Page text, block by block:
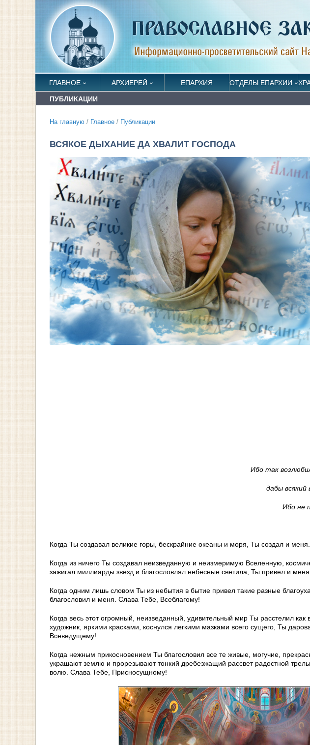
ГЛАВНОЕ АРХИЕРЕЙ ЕПАРХИЯ ОТДЕЛЫ ЕПАРХИИ
ПУБЛИКАЦИИ
На главную / Главное / Публикации
ВСЯКОЕ ДЫХАНИЕ ДА ХВАЛИТ ГОСПОДА
Ибо так
дабы всякий
Ибо не
Когда Ты создавал великие горы, бескрайние океаны и моря, Ты создал и
Когда из ничего Ты создавал неизведанную и неизмеримую Вселенную,
зажигал миллиарды звезд и благословлял небесные светила, Ты привел и
Когда одним лишь словом Ты из небытия в бытие привел такие разные
благословил и меня. Слава Тебе, Всеблагому!
Когда весь этот огромный, неизведанный, удивительный мир Ты расстелил
художник, яркими красками, коснулся легкими мазками всего сущего, Ты
Всеведущему!
Когда нежным прикосновением Ты благословил все те живые, могучие,
украшают землю и прорезывают тонкий дребезжащий рассвет радостной
волю. Слава Тебе, Присносущному!